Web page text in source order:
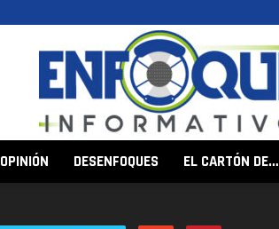
OPINIÓN DESENFOQUES EL CARTÓN DE…